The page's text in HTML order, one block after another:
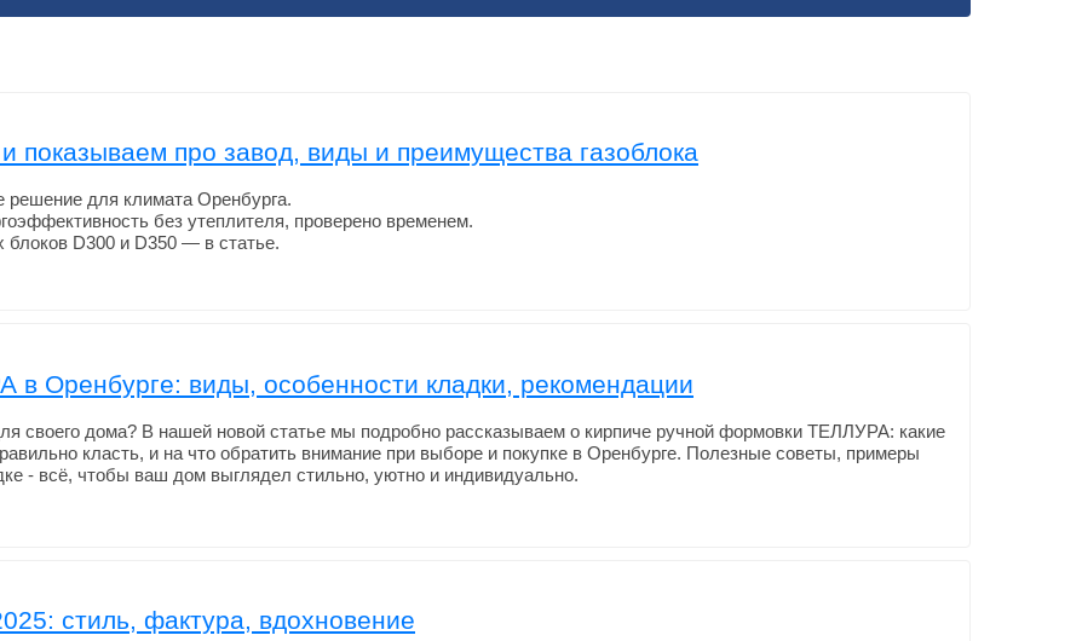
показываем про завод, виды и преимущества газоблока
для климата Оренбурга.
без утеплителя, проверено временем.
D300 и D350 — в статье.
Оренбурге: виды, особенности кладки, рекомендации
своего дома? В нашей новой статье мы подробно рассказываем о кирпиче ручной формовки ТЕЛЛУРА: какие
класть, и на что обратить внимание при выборе и покупке в Оренбурге. Полезные советы, примеры
- всё, чтобы ваш дом выглядел стильно, уютно и индивидуально.
стиль, фактура, вдохновение